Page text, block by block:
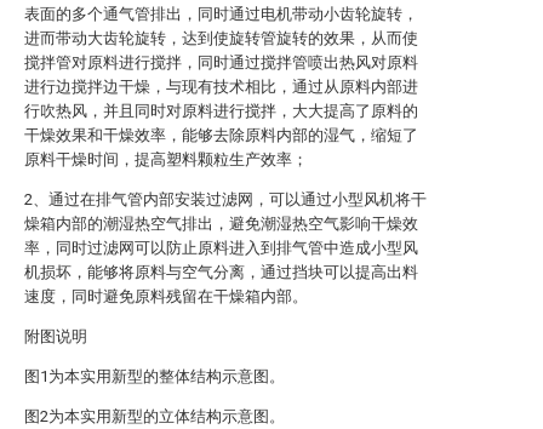
表面的多个通气管排出，同时通过电机带动小齿轮旋转，
进而带动大齿轮旋转，达到使旋转管旋转的效果，从而使
搅拌管对原料进行搅拌，同时通过搅拌管喷出热风对原料
进行边搅拌边干燥，与现有技术相比，通过从原料内部进
行吹热风，并且同时对原料进行搅拌，大大提高了原料的
干燥效果和干燥效率，能够去除原料内部的湿气，缩短了
原料干燥时间，提高塑料颗粒生产效率；
2、通过在排气管内部安装过滤网，可以通过小型风机将干
燥箱内部的潮湿热空气排出，避免潮湿热空气影响干燥效
率，同时过滤网可以防止原料进入到排气管中造成小型风
机损坏，能够将原料与空气分离，通过挡块可以提高出料
速度，同时避免原料残留在干燥箱内部。
附图说明
图1为本实用新型的整体结构示意图。
图2为本实用新型的立体结构示意图。